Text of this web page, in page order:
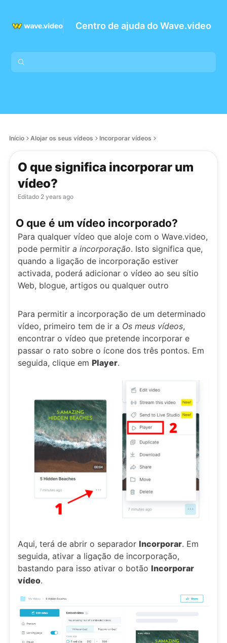
Centro de ajuda do Wave.video
Início Alojar os seus vídeos Incorporar vídeos
O que significa incorporar um
vídeo?
Editado 2 years ago
O que é um vídeo incorporado?
Para qualquer vídeo que aloje com o Wave.video,
pode permitir a incorporação. Isto significa que,
quando a ligação de incorporação estiver
activada, poderá adicionar o vídeo ao seu sítio
Web, blogue, artigos ou qualquer outro
Para permitir a incorporação de um determinado
vídeo, primeiro tem de ir a Os meus vídeos,
encontrar o vídeo que pretende incorporar e
passar o rato sobre o ícone dos três pontos. Em
seguida, clique em Player.
Aqui, terá de abrir o separador Incorporar. Em
seguida, ativar a ligação de incorporação,
bastando para isso ativar o botão Incorporar
vídeo.